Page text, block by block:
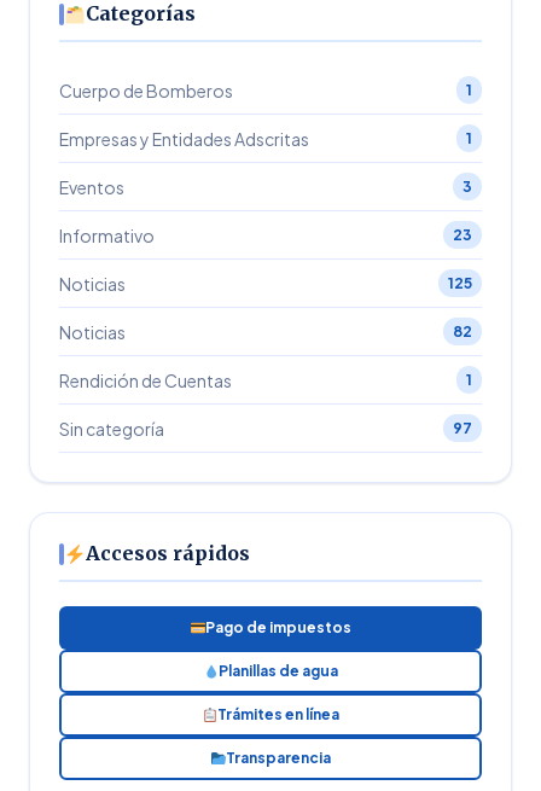
Categorías
Cuerpo de Bomberos 1
Empresas y Entidades Adscritas 1
Eventos 3
Informativo 23
Noticias 125
Noticias 82
Rendición de Cuentas 1
Sin categoría 97
Accesos rápidos
Pago de impuestos
Planillas de agua
Trámites en línea
Transparencia